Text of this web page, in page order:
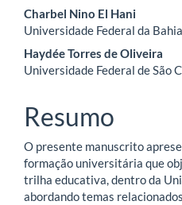
principal
Charbel Nino El Hani
Universidade Federal da Bahia
Haydée Torres de Oliveira
Universidade Federal de São
Resumo
O presente manuscrito
formação universitária que
trilha educativa, dentro da
abordando temas